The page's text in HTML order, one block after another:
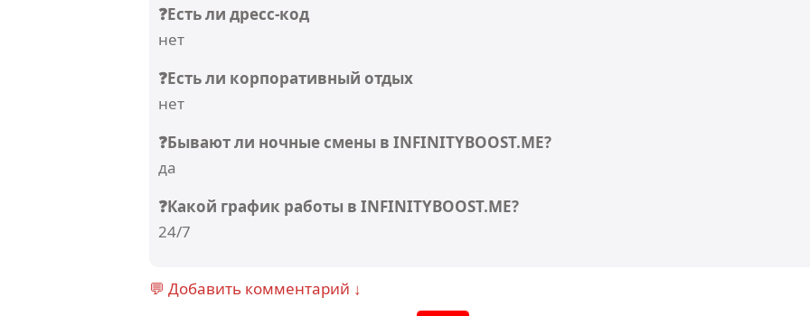
❓Есть ли дресс-код
нет
❓Есть ли корпоративный отдых
нет
❓Бывают ли ночные смены в INFINITYBOOST.ME?
да
❓Какой график работы в INFINITYBOOST.ME?
24/7
💬 Добавить комментарий ↓